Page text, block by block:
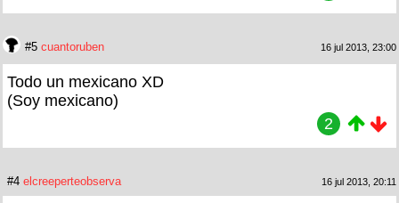
#5 cuantoruben 16 jul 2013, 23:00
Todo un mexicano XD
(Soy mexicano)
2
#4 elcreeperteobserva 16 jul 2013, 20:11